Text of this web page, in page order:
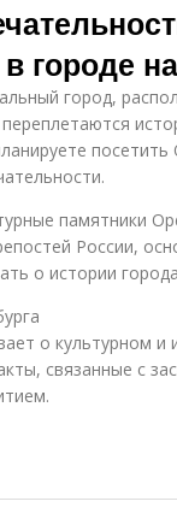
городе
город,
памятники
России,
о истории
о культурном и
связанные с